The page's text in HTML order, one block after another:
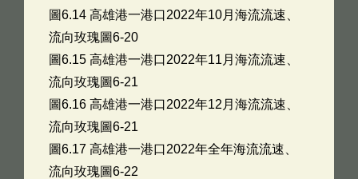
圖6.14 高雄港一港口2022年10月海流流速、
流向玫瑰圖6-20
圖6.15 高雄港一港口2022年11月海流流速、
流向玫瑰圖6-21
圖6.16 高雄港一港口2022年12月海流流速、
流向玫瑰圖6-21
圖6.17 高雄港一港口2022年全年海流流速、
流向玫瑰圖6-22